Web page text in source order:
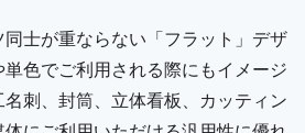
士が重ならない「フラット」デザ
色でご利用される際にもイメージ
刺、封筒、立体看板、カッティン